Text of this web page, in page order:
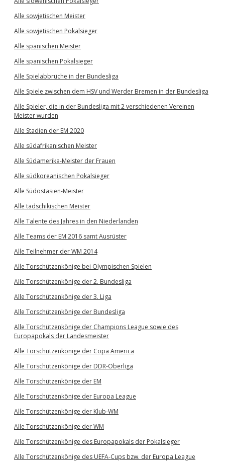
Alle sowjetischen Meister
Alle sowjetischen Pokalsieger
Alle spanischen Meister
Alle spanischen Pokalsieger
Alle Spielabbrüche in der Bundesliga
Alle Spiele zwischen dem HSV und Werder Bremen in der Bundesliga
Alle Spieler, die in der Bundesliga mit 2 verschiedenen Vereinen
Meister wurden
Alle Stadien der EM 2020
Alle südafrikanischen Meister
Alle Südamerika-Meister der Frauen
Alle südkoreanischen Pokalsieger
Alle Südostasien-Meister
Alle tadschikischen Meister
Alle Talente des Jahres in den Niederlanden
Alle Teams der EM 2016 samt Ausrüster
Alle Teilnehmer der WM 2014
Alle Torschützenkönige bei Olympischen Spielen
Alle Torschützenkönige der 2. Bundesliga
Alle Torschützenkönige der 3. Liga
Alle Torschützenkönige der Bundesliga
Alle Torschützenkönige der Champions League sowie des
Europapokals der Landesmeister
Alle Torschützenkönige der Copa America
Alle Torschützenkönige der DDR-Oberliga
Alle Torschützenkönige der EM
Alle Torschützenkönige der Europa League
Alle Torschützenkönige der Klub-WM
Alle Torschützenkönige der WM
Alle Torschützenkönige des Europapokals der Pokalsieger
Alle Torschützenkönige des UEFA-Cups bzw. der Europa League